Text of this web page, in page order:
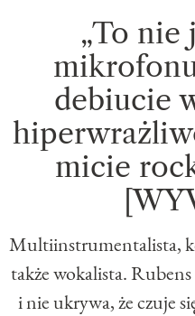
„To nie
debiucie
micie
Multiinstrumentalista,
także wokalista.
i nie ukrywa, że czuje